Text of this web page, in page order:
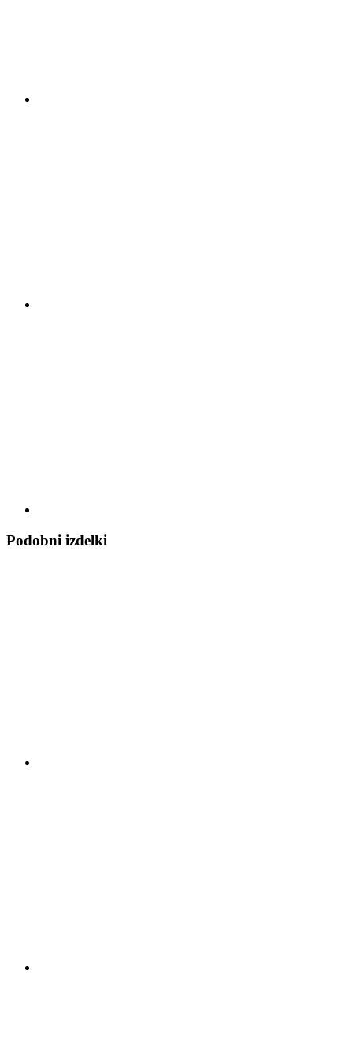
Podobni izdelki